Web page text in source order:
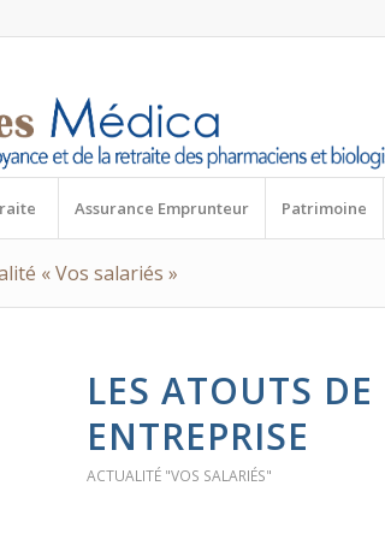
Assurance Emprunteur Patrimoine
« Vos salariés »
LES ATOUTS
ENTREPRISE
ACTUALITÉ "VOS SALARIÉS"